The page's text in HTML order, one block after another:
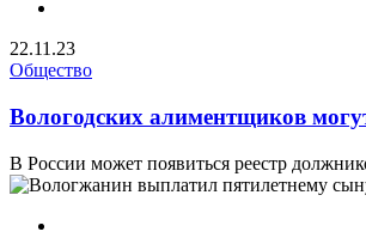
22.11.23
Общество
Вологодских алиментщиков
В России может появиться реестр